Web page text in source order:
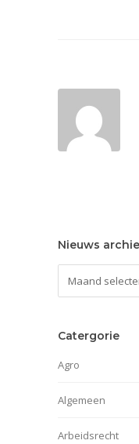
Nieuws
Catergorie
Agro
Algemeen
Arbeidsrecht